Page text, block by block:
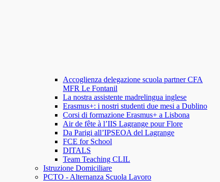
Accoglienza delegazione scuola partner CFA
MFR Le Fontanil
La nostra assistente madrelingua inglese
Erasmus+: i nostri studenti due mesi a Dublino
Corsi di formazione Erasmus+ a Lisbona
Air de fête à l’IIS Lagrange pour Flore
Da Parigi all’IPSEOA del Lagrange
FCE for School
DITALS
Team Teaching CLIL
Istruzione Domiciliare
PCTO - Alternanza Scuola Lavoro